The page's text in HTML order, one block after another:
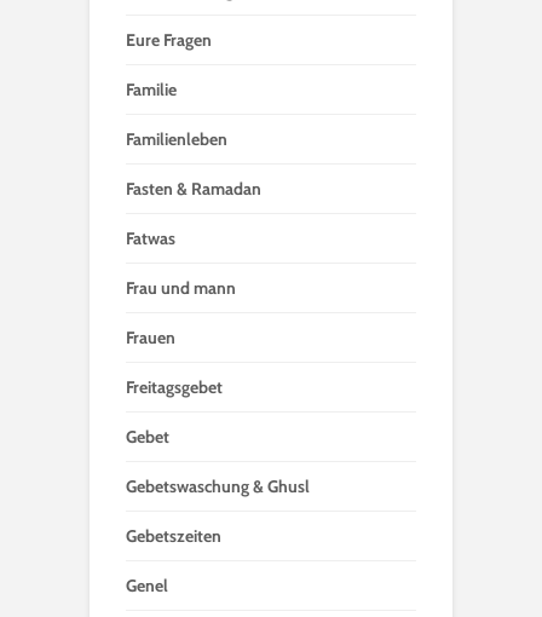
Eure Fragen
Familie
Familienleben
Fasten & Ramadan
Fatwas
Frau und mann
Frauen
Freitagsgebet
Gebet
Gebetswaschung & Ghusl
Gebetszeiten
Genel